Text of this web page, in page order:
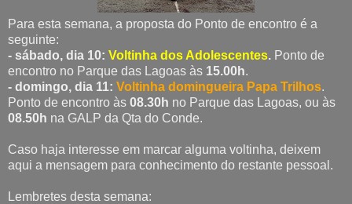
Para esta semana, a proposta do Ponto de encontro é a
seguinte:
- sábado, dia 10: Voltinha dos Adolescentes. Ponto de
encontro no Parque das Lagoas às 15.00h.
- domingo, dia 11: Voltinha domingueira Papa Trilhos.
Ponto de encontro às 08.30h no Parque das Lagoas, ou às
08.50h na GALP da Qta do Conde.
Caso haja interesse em marcar alguma voltinha, deixem
aqui a mensagem para conhecimento do restante pessoal.
Lembretes desta semana: